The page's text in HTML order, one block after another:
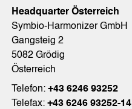
Headquarter Österreich
Symbio-Harmonizer GmbH
Gangsteig 2
5082 Grödig
Österreich
Telefon: +43 6246 93252
Telefax: +43 6246 93252-14